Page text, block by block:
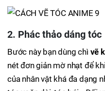
2. Phác thảo dáng tóc
Bước này bạn dùng chì vẽ
nét đơn giản mờ nhạt để
của nhân vật khá đa dạng